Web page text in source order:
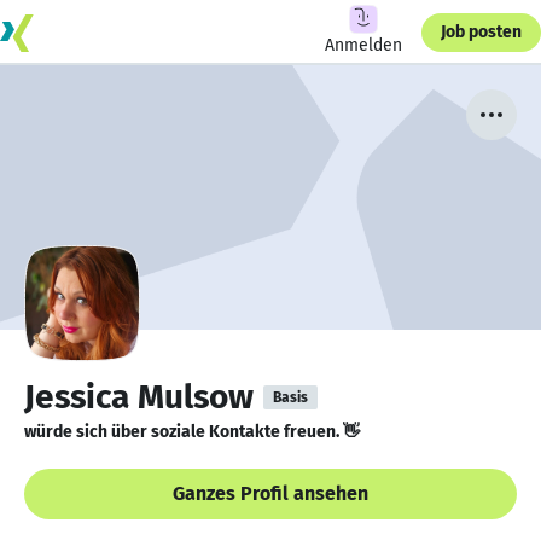
Anmelden
Job posten
Jessica Mulsow Basis
würde sich über soziale Kontakte freuen. 👋
Ganzes Profil ansehen